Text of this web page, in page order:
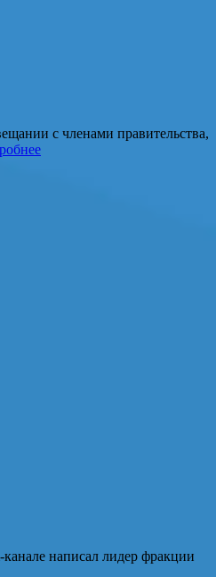
с членами правительства,
написал лидер фракции